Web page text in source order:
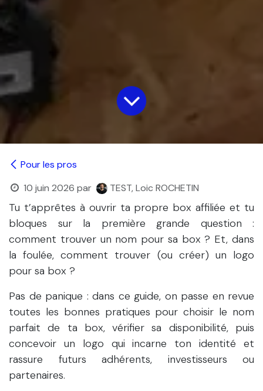
Pour les pros
10 juin 2026 par TEST, Loic ROCHETIN
Tu t’apprêtes à ouvrir ta propre box affiliée et tu
bloques sur la première grande question :
comment trouver un nom pour sa box ? Et, dans
la foulée, comment trouver (ou créer) un logo
pour sa box ?
Pas de panique : dans ce guide, on passe en revue
toutes les bonnes pratiques pour choisir le nom
parfait de ta box, vérifier sa disponibilité, puis
concevoir un logo qui incarne ton identité et
rassure futurs adhérents, investisseurs ou
partenaires.